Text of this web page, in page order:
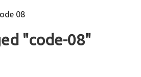
08
"code-08"